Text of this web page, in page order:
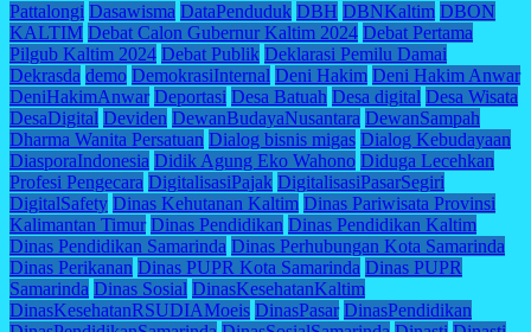
Pattalongi Dasawisma DataPenduduk DBH DBNKaltim DBON
KALTIM Debat Calon Gubernur Kaltim 2024 Debat Pertama
Pilgub Kaltim 2024 Debat Publik Deklarasi Pemilu Damai
Dekrasda demo DemokrasiInternal Deni Hakim Deni Hakim Anwar
DeniHakimAnwar Deportasi Desa Batuah Desa digital Desa Wisata
DesaDigital Deviden DewanBudayaNusantara DewanSampah
Dharma Wanita Persatuan Dialog bisnis migas Dialog Kebudayaan
DiasporaIndonesia Didik Agung Eko Wahono Diduga Lecehkan
Profesi Pengecara DigitalisasiPajak DigitalisasiPasarSegiri
DigitalSafety Dinas Kehutanan Kaltim Dinas Pariwisata Provinsi
Kalimantan Timur Dinas Pendidikan Dinas Pendidikan Kaltim
Dinas Pendidikan Samarinda Dinas Perhubungan Kota Samarinda
Dinas Perikanan Dinas PUPR Kota Samarinda Dinas PUPR
Samarinda Dinas Sosial DinasKesehatanKaltim
DinasKesehatanRSUDIAMoeis DinasPasar DinasPendidikan